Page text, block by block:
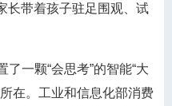
长带着孩子驻足围观、试
一颗“会思考”的智能“大
在。工业和信息化部消费